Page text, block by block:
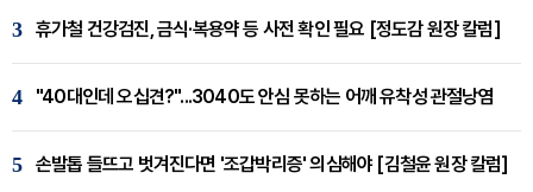
3 휴가철 건강검진, 금식·복용약 등 사전 확인 필요 [정도감 원장 칼럼]
4 "40대인데 오십견?"...3040도 안심 못하는 어깨 유착성 관절낭염
5 손발톱 들뜨고 벗겨진다면 '조갑박리증' 의심해야 [김철윤 원장 칼럼]